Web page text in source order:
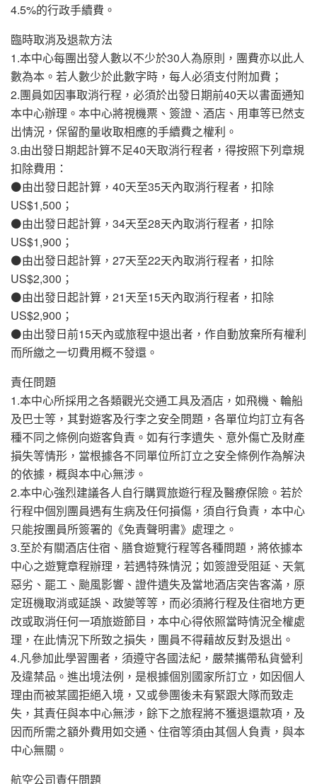
4.5%的行政手續費。
臨時取消及退款方法
1.本中心每團出發人數以不少於30人為原則，團費亦以此人
數為本。若人數少於此數字時，每人必須支付附加費；
2.團員如因事取消行程，必須於出發日期前40天以書面通知
本中心辦理。本中心將視機票、簽證、酒店、用車等已然支
出情況，保留酌量收取相應的手續費之權利。
3.由出發日期起計算不足40天取消行程者，得按照下列章規
扣除費用：
⚫由出發日起計算，40天至35天內取消行程者，扣除
US$1,500；
⚫由出發日起計算，34天至28天內取消行程者，扣除
US$1,900；
⚫由出發日起計算，27天至22天內取消行程者，扣除
US$2,300；
⚫由出發日起計算，21天至15天內取消行程者，扣除
US$2,900；
⚫由出發日前15天內或旅程中退出者，作自動放棄所有權利
而所繳之一切費用概不發還。
責任問題
1.本中心所採用之各類觀光交通工具及酒店，如飛機、輪船
及巴士等，其對遊客及行李之安全問題，各單位均訂立有各
種不同之條例向遊客負責。如有行李遺失、意外傷亡及財產
損失等情形，當根據各不同單位所訂立之安全條例作為解決
的依據，概與本中心無涉。
2.本中心強烈建議各人自行購買旅遊行程及醫療保險。若於
行程中個別團員遇有生病及任何損傷，須自行負責，本中心
只能按團員所簽署的《免責聲明書》處理之。
3.至於有關酒店住宿、膳食遊覽行程等各種問題，將依據本
中心之遊覽章程辦理，若遇特殊情況；如簽證受阻延、天氣
惡劣、罷工、颱風影響、證件遺失及當地酒店突告客滿，原
定班機取消或延誤、政變等等，而必須將行程及住宿地方更
改或取消任何一項旅遊節目，本中心得依照當時情況全權處
理，在此情況下所致之損失，團員不得藉故反對及退出。
4.凡參加此學習團者，須遵守各國法紀，嚴禁攜帶私貨營利
及違禁品。進出境法例，是根據個別國家所訂立，如因個人
理由而被某國拒絕入境，又或參團後未有緊跟大隊而致走
失，其責任與本中心無涉，餘下之旅程將不獲退還款項，及
因而所需之額外費用如交通、住宿等須由其個人負責，與本
中心無關。
航空公司責任問題